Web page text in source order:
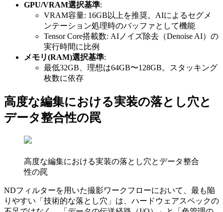
GPU/VRAM選択基準:
VRAM容量: 16GB以上を推奨。AIによるセグメ
ンテーション処理時のバッファとして機能
Tensor Core搭載数: AIノイズ除去（Denoise AI）の
実行時間に比例
メモリ(RAM)選択基準:
最低32GB、理想は64GB〜128GB。スタッキング
枚数に依存
高度な編集における実装の落とし穴と
データ整合性の罠
高度な編集における実装の落とし穴とデータ整合
性の罠
NDフィルターを用いた撮影ワークフローにおいて、最も陥
りやすい「技術的な落とし穴」は、ハードウェアスペックの